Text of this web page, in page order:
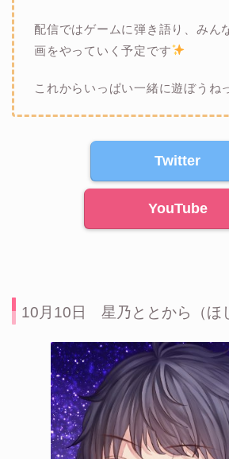
配信ではゲームに弾き語り、みん
画をやっていく予定です
これからいっぱい一緒に遊ぼうね
Twitter
YouTube
10月10日 星乃ととから（ほ